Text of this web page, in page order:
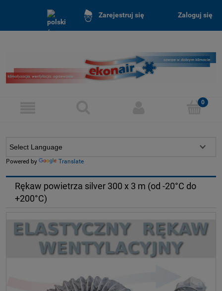
Zarejestruj się Zaloguj się
Powered by Translate
Rękaw powietrza silver 300 x 3 m (od -20°C do
+200°C)